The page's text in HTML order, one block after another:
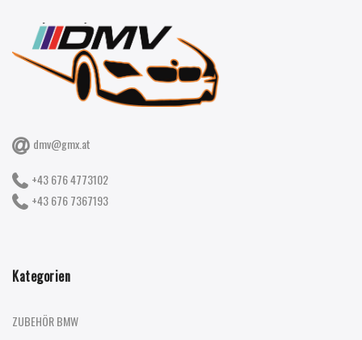
dmv@gmx.at
+43 676 4773102
+43 676 7367193
Kategorien
ZUBEHÖR BMW